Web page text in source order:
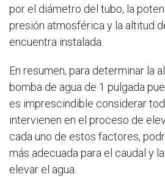
por el diámetro del tubo, la
presión atmosférica y la altitud
encuentra instalada.
En resumen, para determinar la
bomba de agua de 1 pulgada
es imprescindible considerar
intervienen en el proceso de
cada uno de estos factores,
más adecuada para el caudal y
elevar el agua.